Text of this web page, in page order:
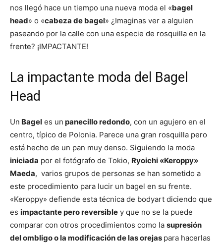
nos llegó hace un tiempo una nueva moda el «bagel
head» o «cabeza de bagel» ¿Imaginas ver a alguien
paseando por la calle con una especie de rosquilla en la
frente? ¡IMPACTANTE!
La impactante moda del Bagel
Head
Un Bagel es un panecillo redondo, con un agujero en el
centro, típico de Polonia. Parece una gran rosquilla pero
está hecho de un pan muy denso. Siguiendo la moda
iniciada por el fotógrafo de Tokio, Ryoichi «Keroppy»
Maeda, varios grupos de personas se han sometido a
este procedimiento para lucir un bagel en su frente.
«Keroppy» defiende esta técnica de bodyart diciendo que
es impactante pero reversible y que no se la puede
comparar con otros procedimientos como la supresión
del ombligo o la modificación de las orejas para hacerlas